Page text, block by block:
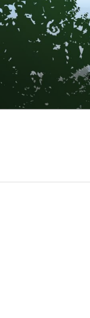
Zum
Inhalt
springen